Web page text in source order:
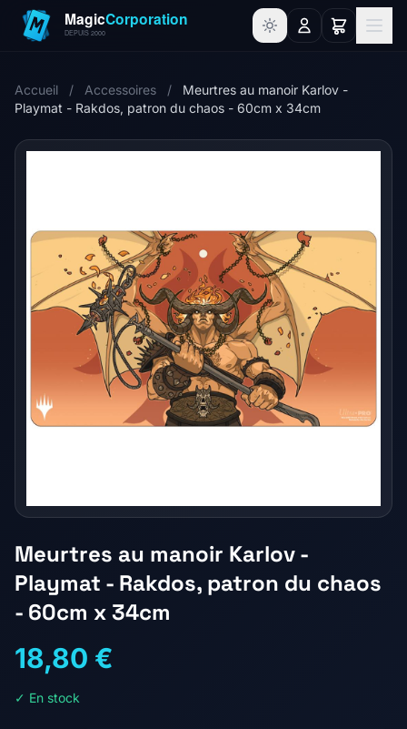
Accueil / Accessoires /
Meurtres au manoir Karlov -
Playmat - Rakdos, patron du chaos - 60cm x 34cm
Meurtres au manoir Karlov -
Playmat - Rakdos, patron du chaos
- 60cm x 34cm
18,80 €
✓ En stock